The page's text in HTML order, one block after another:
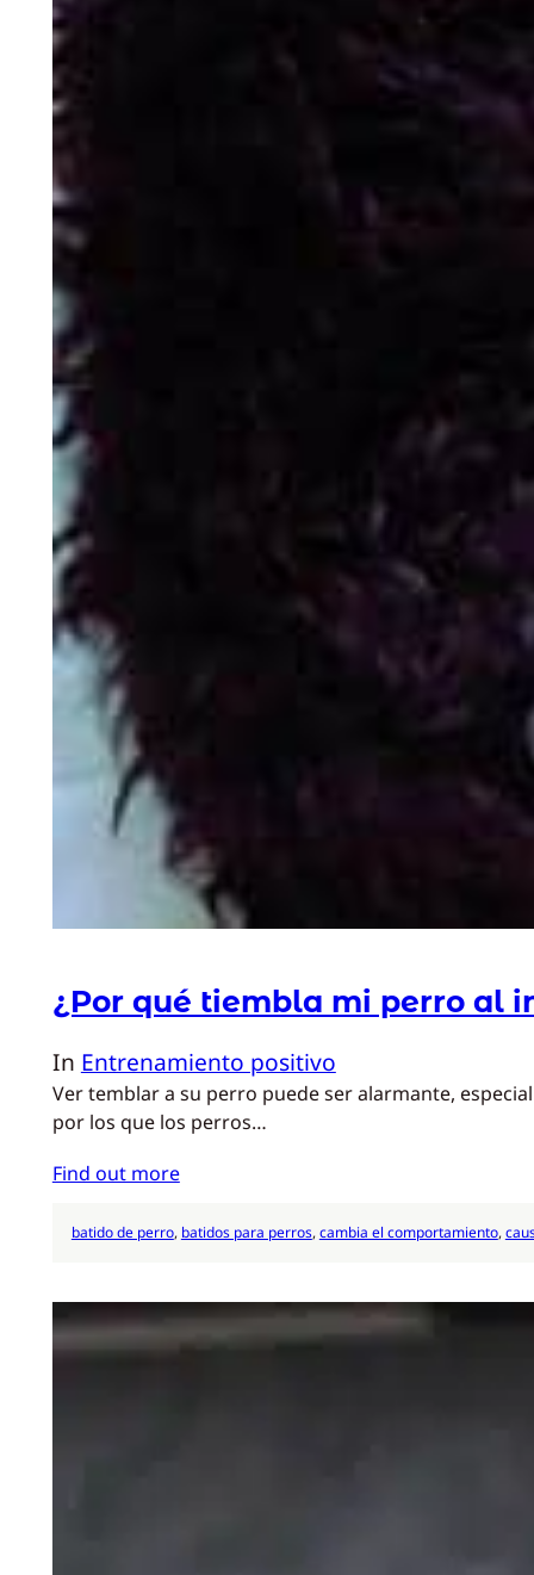
¿Por qué tiembla mi perro al
In Entrenamiento positivo
Ver temblar a su perro puede ser alarmante,
por los que los perros…
Find out more
batido de perro, batidos para perros, cambia el comportamiento,